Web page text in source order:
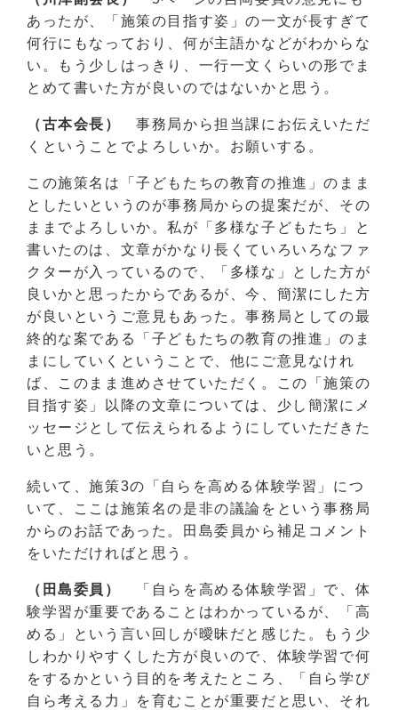
あったが、「施策の目指す姿」の一文が長すぎて
何行にもなっており、何が主語かなどがわからな
い。もう少しはっきり、一行一文くらいの形でま
とめて書いた方が良いのではないかと思う。
（古本会長）
事務局から担当課にお伝えいただ
くということでよろしいか。お願いする。
この施策名は「子どもたちの教育の推進」のまま
としたいというのが事務局からの提案だが、その
ままでよろしいか。私が「多様な子どもたち」と
書いたのは、文章がかなり長くていろいろなファ
クターが入っているので、「多様な」とした方が
良いかと思ったからであるが、今、簡潔にした方
が良いというご意見もあった。事務局としての最
終的な案である「子どもたちの教育の推進」のま
まにしていくということで、他にご意見なけれ
ば、このまま進めさせていただく。この「施策の
目指す姿」以降の文章については、少し簡潔にメ
ッセージとして伝えられるようにしていただきた
いと思う。
続いて、施策3の「自らを高める体験学習」につ
いて、ここは施策名の是非の議論をという事務局
からのお話であった。田島委員から補足コメント
をいただければと思う。
（田島委員）
「自らを高める体験学習」で、体
験学習が重要であることはわかっているが、「高
める」という言い回しが曖昧だと感じた。もう少
しわかりやすくした方が良いので、体験学習で何
をするかという目的を考えたところ、「自ら学び
自ら考える力」を育むことが重要だと思い、それ